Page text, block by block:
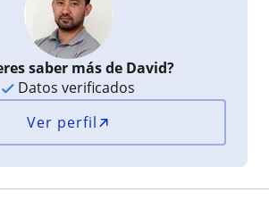
saber más de David?
Datos verificados
Ver perfil